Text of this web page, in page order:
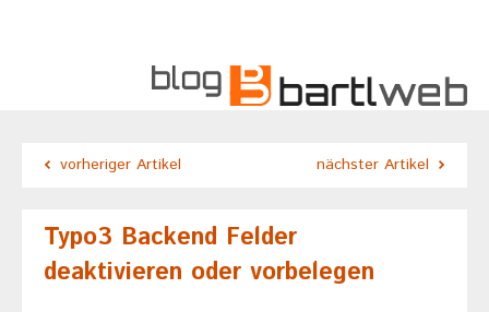
nächster Artikel
vorheriger Artikel
Typo3 Backend Felder
deaktivieren oder vorbelegen